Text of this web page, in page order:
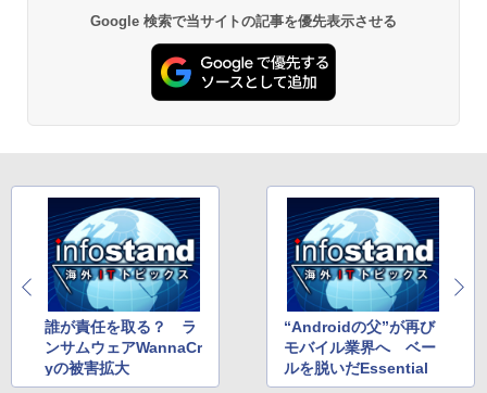
Google 検索で当サイトの記事を優先表示させる
誰が責任を取る？ ラ
ンサムウェアWannaCr
yの被害拡大
“Androidの父”が再び
モバイル業界へ ベー
ルを脱いだEssential